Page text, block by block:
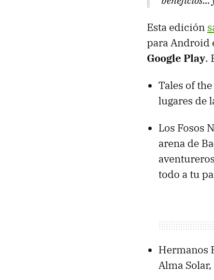
Esta edición
para Android
Google Play.
Tales of
lugares de
Los Fosos
arena de
todo a tu
Hermanos
Alma